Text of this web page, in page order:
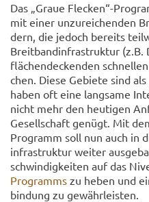
Das „Graue Fle­cken“-​
mit einer un­zu­rei­chen­den
dern, die je­doch be­reits
Breit­ban­d­in­fra­struk­tur (z.B.
flä­chen­de­cken­den
chen. Diese Ge­bie­te sind
haben oft eine lang­sa­me
nicht mehr den heu­ti­gen
Ge­sell­schaft ge­nügt. Mit
Programm soll nun auch in
in­fra­struk­tur wei­ter
schwin­dig­kei­ten auf das
Programms zu heben und
bin­dung zu ge­währ­leis­ten.